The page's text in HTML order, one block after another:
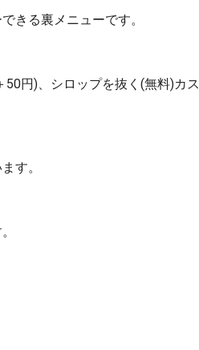
きる裏メニューです。
円)、シロップを抜く(無料)カス
す。